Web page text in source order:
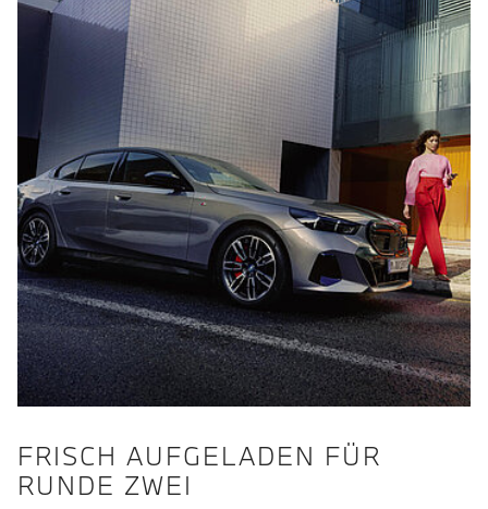
FRISCH AUFGELADEN FÜR
RUNDE ZWEI